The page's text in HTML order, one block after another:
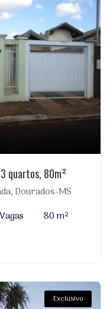
quartos, 80m²
Dourados-MS
80 m²
Exclusivo